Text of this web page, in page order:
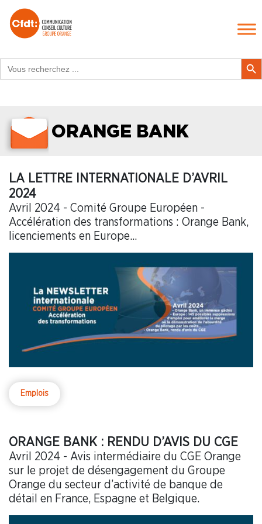
for:
Search
ORANGE BANK
LA LETTRE INTERNATIONALE D’AVRIL
2024
Avril 2024 - Comité Groupe Européen -
Accélération des transformations : Orange Bank,
licenciements en Europe...
Emplois
ORANGE BANK : RENDU D’AVIS DU CGE
Avril 2024 - Avis intermédiaire du CGE Orange
sur le projet de désengagement du Groupe
Orange du secteur d’activité de banque de
détail en France, Espagne et Belgique.